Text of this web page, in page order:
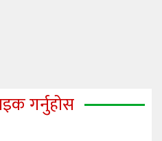
गर्नुहोस